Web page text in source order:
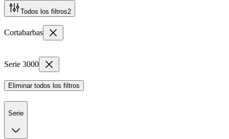
Todos los filtros2
Cortabarbas
Serie 3000
Eliminar todos los filtros
Serie